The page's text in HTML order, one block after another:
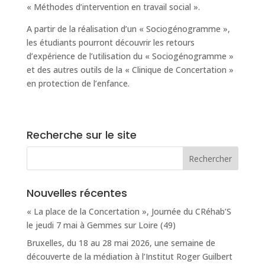
« Méthodes d’intervention en travail social ».
A partir de la réalisation d’un « Sociogénogramme »,
les étudiants pourront découvrir les retours
d’expérience de l’utilisation du « Sociogénogramme »
et des autres outils de la « Clinique de Concertation »
en protection de l’enfance.
Recherche sur le site
Nouvelles récentes
« La place de la Concertation », Journée du CRéhab’S
le jeudi 7 mai à Gemmes sur Loire (49)
Bruxelles, du 18 au 28 mai 2026, une semaine de
découverte de la médiation à l’Institut Roger Guilbert